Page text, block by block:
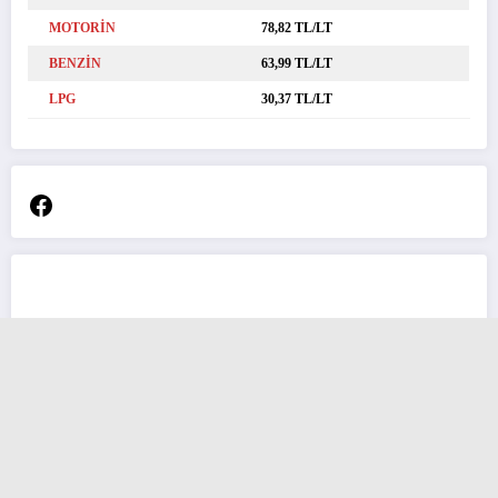
MOTORİN 78,82 TL/LT
BENZİN 63,99 TL/LT
LPG 30,37 TL/LT
Facebook